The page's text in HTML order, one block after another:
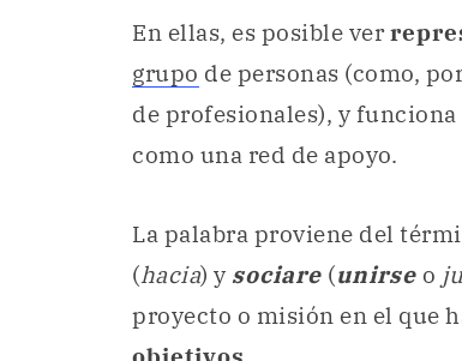
En ellas, es posible ver
grupo de personas (como,
de profesionales), y
como una red de apoyo.
La palabra proviene del
(hacia) y sociare (unirse o
proyecto o misión en el que